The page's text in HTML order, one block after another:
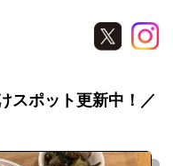
スポット更新中！／